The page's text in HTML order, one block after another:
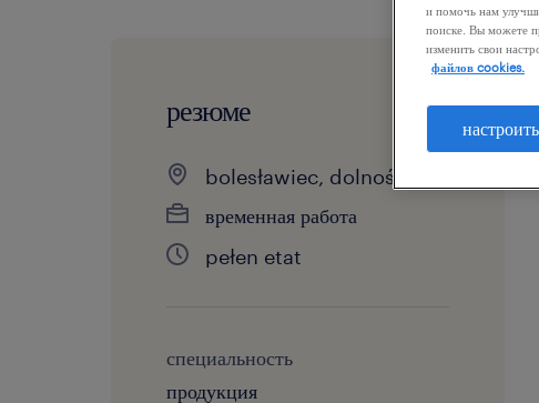
резюме
bolesławiec, dolnośląskie
временная работа
pełen etat
специальность
продукция
и помочь нам
поиске. Вы можете
изменить свои
файлов cookies.
настроить